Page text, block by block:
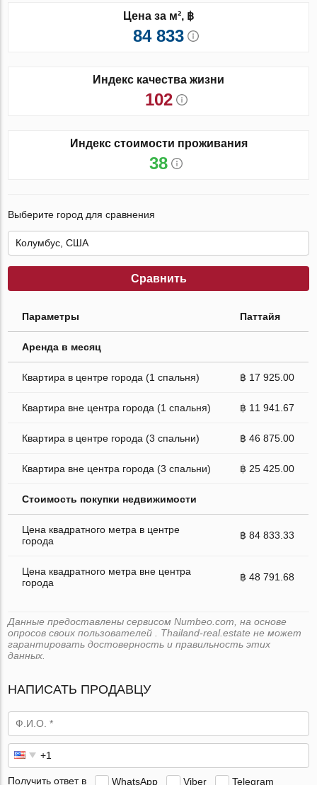
Цена за м², ฿
84 833
Индекс качества жизни
102
Индекс стоимости проживания
38
Выберите город для сравнения
Сравнить
Параметры Паттайя
Аренда в месяц
Квартира в центре города (1 спальня) ฿ 17 925.00
Квартира вне центра города (1 спальня) ฿ 11 941.67
Квартира в центре города (3 спальни) ฿ 46 875.00
Квартира вне центра города (3 спальни) ฿ 25 425.00
Стоимость покупки недвижимости
Цена квадратного метра в центре
города
฿ 84 833.33
Цена квадратного метра вне центра
города
฿ 48 791.68
Данные предоставлены сервисом Numbeo.com, на основе
опросов своих пользователей . Thailand-real.estate не может
гарантировать достоверность и правильность этих
данных.
НАПИСАТЬ ПРОДАВЦУ
Получить ответ в WhatsApp Viber Telegram